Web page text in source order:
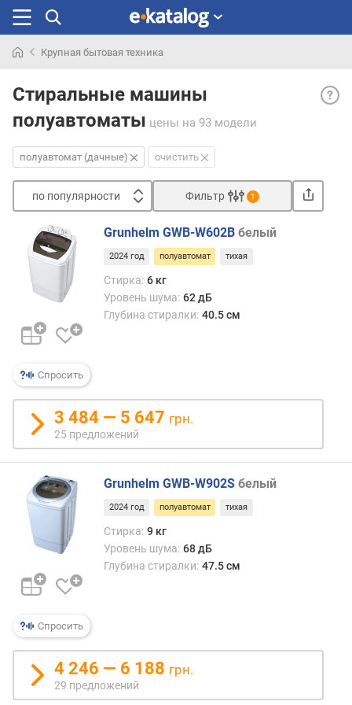
раньше
Крупная бытовая техника
Стиральные машины
полуавтоматы цены на 93 модели
или
что
и
полуавтомат (дачные) очистить
по популярности
п
о
о
у
л
р
н
с
о
т
е
е
в
х
к
д
о
р
Фильтр 1
Спросить
Grunhelm GWB-W602B белый
2024 год полуавтомат тихая
Стирка: 6 кг
Уровень шума: 62 дБ
Глубина стиралки: 40.5 см
3 484 — 5 647 грн.
25 предложений
Спросить
Grunhelm GWB-W902S белый
2024 год полуавтомат тихая
Стирка: 9 кг
Уровень шума: 68 дБ
Глубина стиралки: 47.5 см
4 246 — 6 188 грн.
29 предложений